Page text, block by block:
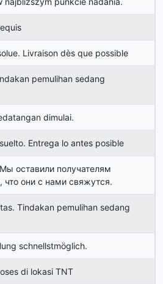
Livraison dès que possible
pemulihan sedang
dimulai.
Entrega lo antes posible
оставили получателям
они с нами свяжутся.
Tindakan pemulihan sedang
schnellstmöglich.
di lokasi TNT